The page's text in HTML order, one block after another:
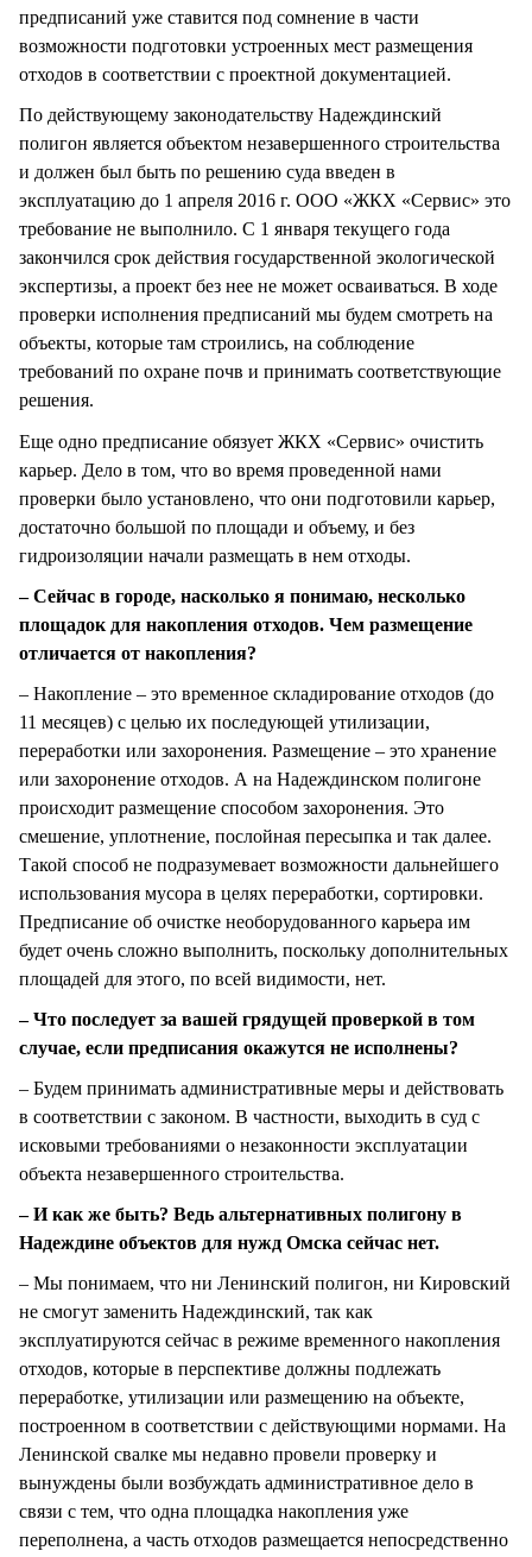
предписаний уже ставится под сомнение в части
возможности подготовки устроенных мест размещения
отходов в соответствии с проектной документацией.
По действующему законодательству Надеждинский
полигон является объектом незавершенного строительства
и должен был быть по решению суда введен в
эксплуатацию до 1 апреля 2016 г. ООО «ЖКХ «Сервис» это
требование не выполнило. С 1 января текущего года
закончился срок действия государственной экологической
экспертизы, а проект без нее не может осваиваться. В ходе
проверки исполнения предписаний мы будем смотреть на
объекты, которые там строились, на соблюдение
требований по охране почв и принимать соответствующие
решения.
Еще одно предписание обязует ЖКХ «Сервис» очистить
карьер. Дело в том, что во время проведенной нами
проверки было установлено, что они подготовили карьер,
достаточно большой по площади и объему, и без
гидроизоляции начали размещать в нем отходы.
– Сейчас в городе, насколько я понимаю, несколько
площадок для накопления отходов. Чем размещение
отличается от накопления?
– Накопление – это временное складирование отходов (до
11 месяцев) с целью их последующей утилизации,
переработки или захоронения. Размещение – это хранение
или захоронение отходов. А на Надеждинском полигоне
происходит размещение способом захоронения. Это
смешение, уплотнение, послойная пересыпка и так далее.
Такой способ не подразумевает возможности дальнейшего
использования мусора в целях переработки, сортировки.
Предписание об очистке необорудованного карьера им
будет очень сложно выполнить, поскольку дополнительных
площадей для этого, по всей видимости, нет.
– Что последует за вашей грядущей проверкой в том
случае, если предписания окажутся не исполнены?
– Будем принимать административные меры и действовать
в соответствии с законом. В частности, выходить в суд с
исковыми требованиями о незаконности эксплуатации
объекта незавершенного строительства.
– И как же быть? Ведь альтернативных полигону в
Надеждине объектов для нужд Омска сейчас нет.
– Мы понимаем, что ни Ленинский полигон, ни Кировский
не смогут заменить Надеждинский, так как
эксплуатируются сейчас в режиме временного накопления
отходов, которые в перспективе должны подлежать
переработке, утилизации или размещению на объекте,
построенном в соответствии с действующими нормами. На
Ленинской свалке мы недавно провели проверку и
вынуждены были возбуждать административное дело в
связи с тем, что одна площадка накопления уже
переполнена, а часть отходов размещается непосредственно